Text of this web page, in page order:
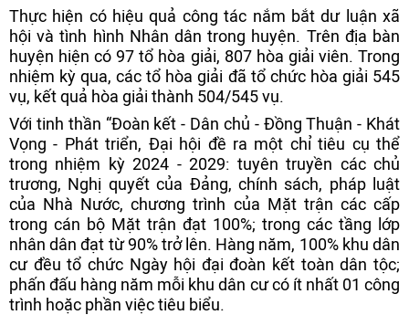
Thực hiện có hiệu quả công tác nắm bắt dư luận xã
hội và tình hình Nhân dân trong huyện. Trên địa bàn
huyện hiện có 97 tổ hòa giải, 807 hòa giải viên. Trong
nhiệm kỳ qua, các tổ hòa giải đã tổ chức hòa giải 545
vụ, kết quả hòa giải thành 504/545 vụ.
Với tinh thần “Đoàn kết - Dân chủ - Đồng Thuận - Khát
Vọng - Phát triển, Đại hội đề ra một chỉ tiêu cụ thể
trong nhiệm kỳ 2024 - 2029: tuyên truyền các chủ
trương, Nghị quyết của Đảng, chính sách, pháp luật
của Nhà Nước, chương trình của Mặt trận các cấp
trong cán bộ Mặt trận đạt 100%; trong các tầng lớp
nhân dân đạt từ 90% trở lên. Hàng năm, 100% khu dân
cư đều tổ chức Ngày hội đại đoàn kết toàn dân tộc;
phấn đấu hàng năm mỗi khu dân cư có ít nhất 01 công
trình hoặc phần việc tiêu biểu.